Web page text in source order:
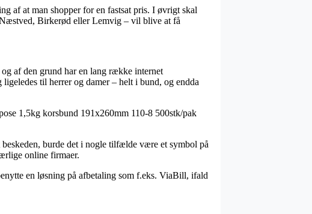
af at man shopper for en fastsat pris. I øvrigt skal
Birkerød eller Lemvig – vil blive at få
af den grund har en lang række internet
til herrer og damer – helt i bund, og endda
1,5kg korsbund 191x260mm 110-8 500stk/pak
burde det i nogle tilfælde være et symbol på
online firmaer.
en løsning på afbetaling som f.eks. ViaBill, ifald